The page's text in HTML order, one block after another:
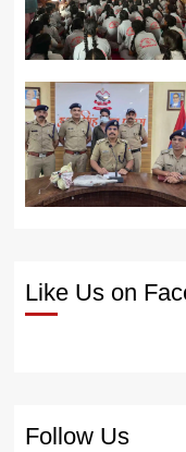
Like Us on
Follow Us